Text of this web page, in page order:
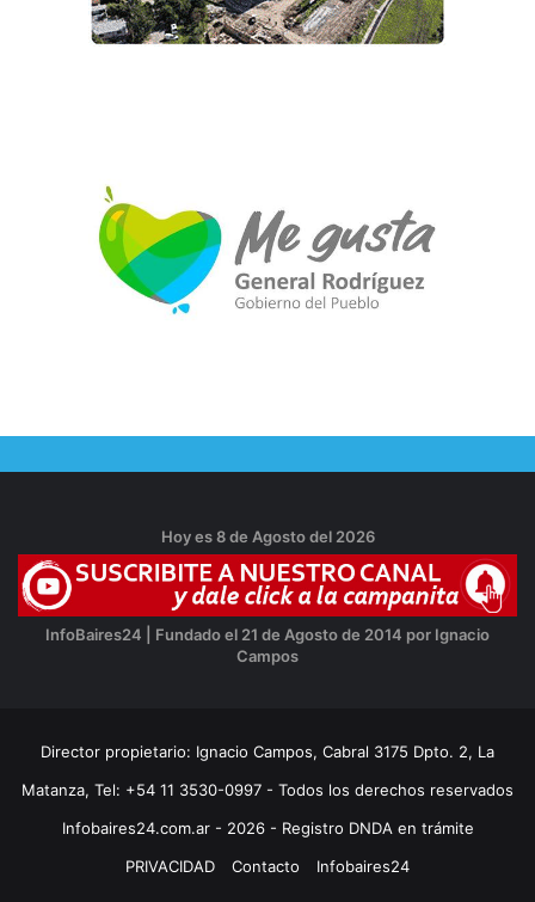
Hoy es 8 de Agosto del 2026
InfoBaires24 | Fundado el 21 de Agosto de 2014 por Ignacio
Campos
Director propietario: Ignacio Campos, Cabral 3175 Dpto. 2, La
Matanza, Tel: +54 11 3530-0997 - Todos los derechos reservados
Infobaires24.com.ar - 2026 - Registro DNDA en trámite
PRIVACIDAD
Contacto Infobaires24